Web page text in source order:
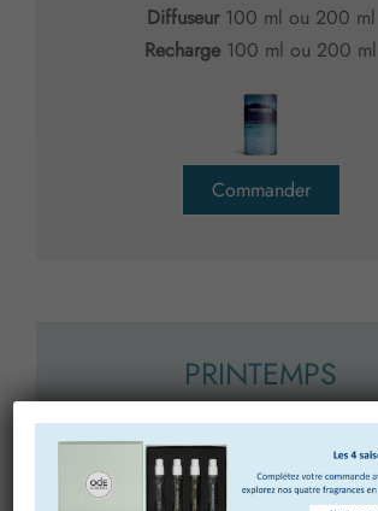
Diffuseur100 ml ou 200 ml
Recharge 100 ml ou 200 ml
Commander
PRINTEMPS
Recharge100 ml ou 200 ml